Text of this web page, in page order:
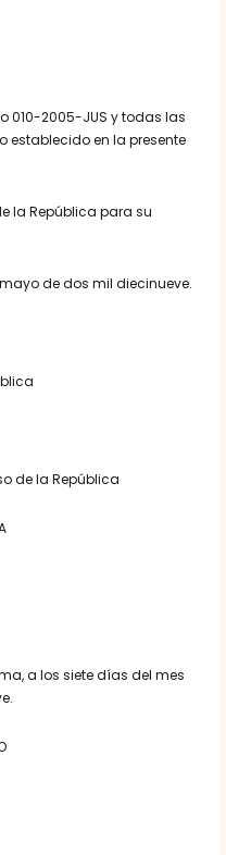
010-2005-JUS y todas las
establecido en la presente
la República para su
de dos mil diecinueve.
de la República
a los siete días del mes